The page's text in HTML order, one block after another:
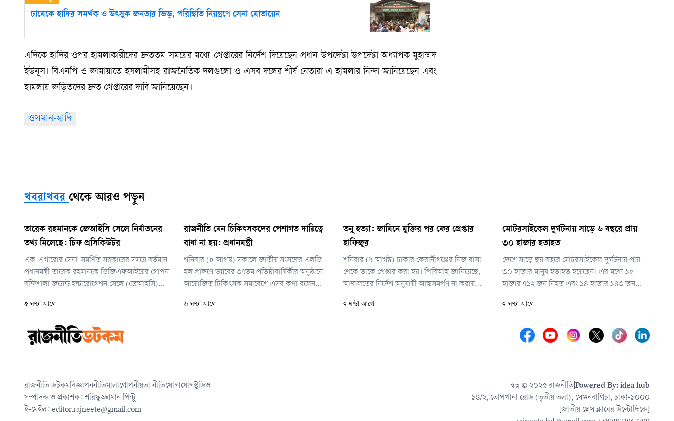
ঢামেকে হাদির সমর্থক ও উৎসুক জনতার ভিড়, পরিস্থিতি নিয়ন্ত্রণে সেনা মোতায়েন
এদিকে হাদির ওপর হামলাকারীদের দ্রুততম সময়ের মধ্যে গ্রেপ্তারের নির্দেশ দিয়েছেন প্রধান উপদেষ্টা উপদেষ্টা অধ্যাপক মুহাম্মদ
ইউনূস। বিএনপি ও জামায়াতে ইসলামীসহ রাজনৈতিক দলগুলো ও এসব দলের শীর্ষ নেতারা এ হামলার নিন্দা জানিয়েছেন এবং
হামলায় জড়িতদের দ্রুত গ্রেপ্তারের দাবি জানিয়েছেন।
ওসমান-হাদি
খবরাখবর থেকে আরও পড়ুন
তারেক রহমানকে জেআইসি সেলে নির্যাতনের
তথ্য মিলেছে: চিফ প্রসিকিউটর
এক-এগারোর সেনা-সমর্থিত সরকারের সময়ে বর্তমান
প্রধানমন্ত্রী তারেক রহমানকে ডিজিএফআইয়ের গোপন
বন্দিশালা জয়েন্ট ইন্টারোগেশন সেলে (জেআইসি)
অপরাধ ট্রাইব্যুনালের চিফ প্রসিকিউটর মো. আমিনুল
৫ ঘণ্টা আগে
রাজনীতি যেন চিকিৎসকদের পেশাগত দায়িত্বে
বাধা না হয়: প্রধানমন্ত্রী
শনিবার (৮ আগস্ট) সকালে জাতীয় সংসদের এলডি
হল প্রাঙ্গণে ড্যাবের ৩৭তম প্রতিষ্ঠাবার্ষিকীর অনুষ্ঠানে
আয়োজিত চিকিৎসক সমাবেশে এসব কথা বলেন
৬ ঘণ্টা আগে
তনু হত্যা: জামিনে মুক্তির পর ফের গ্রেপ্তার
হাফিজুর
শনিবার (৮ আগস্ট) ঢাকার কেরানীগঞ্জের নিজ বাসা
থেকে তাকে গ্রেপ্তার করা হয়। পিবিআই জানিয়েছে,
আদালতের নির্দেশ অনুযায়ী আত্মসমর্পণ না করায়
পাঠানোর প্রক্রিয়া চলছে।
৭ ঘণ্টা আগে
মোটরসাইকেল দুর্ঘটনায় সাড়ে ৬ বছরে প্রায়
৩০ হাজার হতাহত
দেশে সাড়ে ছয় বছরে মোটরসাইকেল দুর্ঘটনায় প্রায়
৩০ হাজার মানুষ হতাহত হয়েছেন। এর মধ্যে ১৫
হাজার ৭১২ জন নিহত এবং ১৪ হাজার ১৪৩ জন
পর্যন্ত ১৬ হাজার ৬৫টি মোটরসাইকেল দুর্ঘটনায় এসব
৭ ঘণ্টা আগে
রাজনীতি ডটকমবিজ্ঞাপননীতিমালাগোপনীয়তা নীতিযোগাযোগস্টুডিও
সম্পাদক ও প্রকাশক: শরিফুজ্জামান পিন্টু
ই-মেইল: editor.rajneete@gmail.com
স্বত্ব © ২০২৫ রাজনীতিPowered By: idea hub
১৪/২, তোপখানা রোড (তৃতীয় তলা), সেগুনবাগিচা, ঢাকা-১০০০
[জাতীয় প্রেস ক্লাবের উল্টোদিকে]